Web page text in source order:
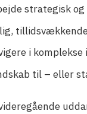
strategisk
i
til – eller